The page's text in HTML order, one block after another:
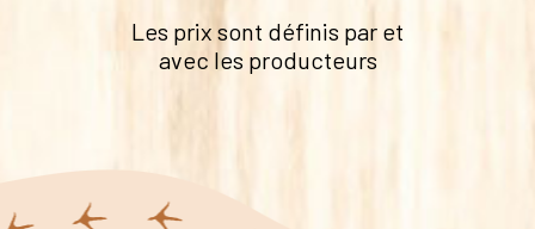
Les prix sont définis par et
avec les producteurs